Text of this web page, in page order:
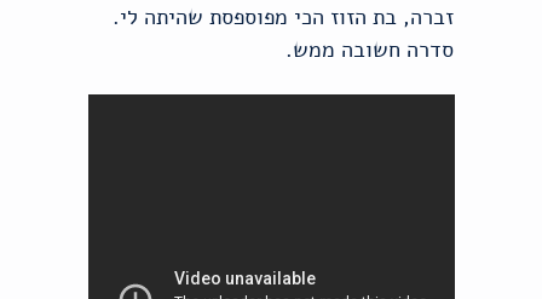
זברה, בת הזוז הכי מפוספסת שהיתה לי.
סדרה חשובה ממש.